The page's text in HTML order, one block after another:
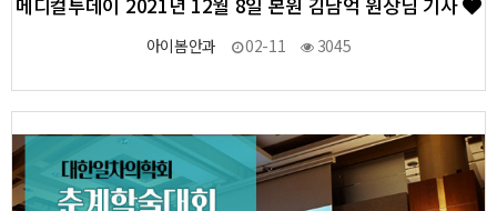
아이봄안과 02-11 3045
5
작성자
작성일
조회